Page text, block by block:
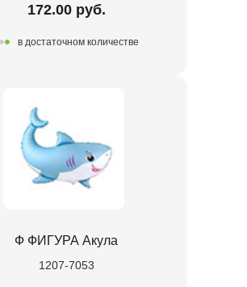
172.00 руб.
в достаточном количестве
Ф ФИГУРА Акула
1207-7053